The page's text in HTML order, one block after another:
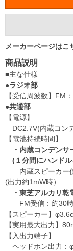
メーカーページはこ
商品説明
■主な仕様
●ラジオ部
【受信周波数】FM
●共通部
【電源】
DC2.7V(内蔵コン
【電池持続時間】
・内蔵コンデン
(１分間にハンドル
内蔵スピーカー使
(出力約1mW時）
・東芝アルカリ
FM受信：約30時
【スピーカー】
【実用最大出力】
【入出力端子】
ヘッドホン出力：